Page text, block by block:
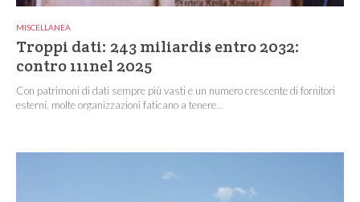
MISCELLANEA
Troppi dati: 243 miliardi$ entro 2032:
contro 111nel 2025
Con patrimoni di dati sempre più vasti e un numero crescente di fornitori
esterni, molte organizzazioni faticano a tenere...